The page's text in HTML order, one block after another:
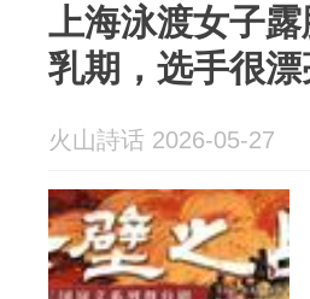
上海泳渡女子
乳期，选手很漂
火山詩话 2026-05-27